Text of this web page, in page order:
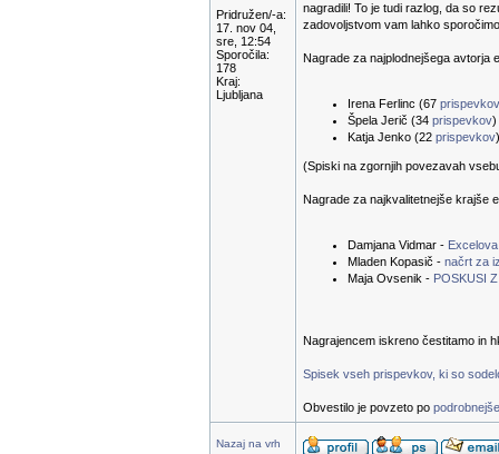
Pridružen/-a:
17. nov 04,
sre, 12:54
Sporočila:
178
Kraj:
Ljubljana
nagradili! To je tudi razlog, da so
zadovoljstvom vam lahko
Nagrade za najplodnejšega avtorja
Irena Ferlinc (67 prispevkov
Špela Jerič (34 prispevkov)
Katja Jenko (22 prispevkov
(Spiski na zgornjih povezavah
Nagrade za najkvalitetnejše krajše
Damjana Vidmar -
Mladen Kopasič - načrt za
Maja Ovsenik - POSKUSI
Nagrajencem iskreno čestitamo in
Spisek vseh prispevkov, ki so
Obvestilo je povzeto po
Nazaj na vrh